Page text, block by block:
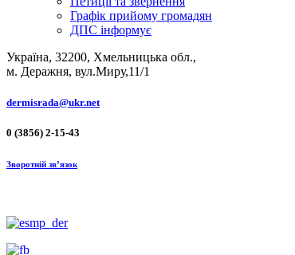
Графік прийому громадян
ДПС інформує
Україна, 32200, Хмельницька обл.,
м. Деражня, вул.Миру,11/1
dermisrada@ukr.net
0 (3856) 2-15-43
Зворотній зв’язок